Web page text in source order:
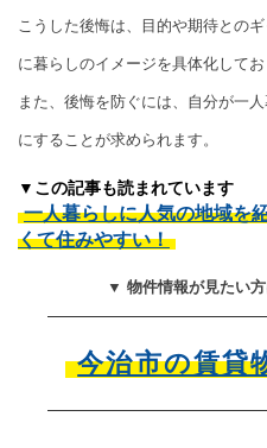
こうした後悔は、目的や期待との
に暮らしのイメージを具体化してお
また、後悔を防ぐには、自分が一
にすることが求められます。
▼この記事も読まれています
一人暮らしに人気の地域を
くて住みやすい！
▼ 物件情報が見たい
今治市の賃貸